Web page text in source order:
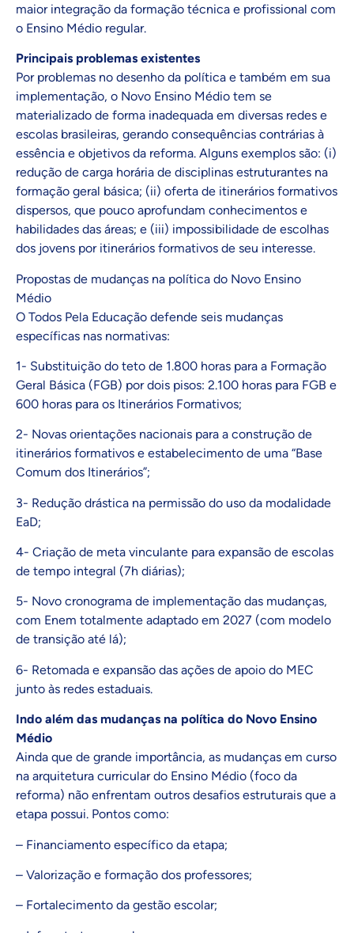
maior integração da formação técnica e profissional com
o Ensino Médio regular.
Principais problemas existentes
Por problemas no desenho da política e também em sua
implementação, o Novo Ensino Médio tem se
materializado de forma inadequada em diversas redes e
escolas brasileiras, gerando consequências contrárias à
essência e objetivos da reforma. Alguns exemplos são: (i)
redução de carga horária de disciplinas estruturantes na
formação geral básica; (ii) oferta de itinerários formativos
dispersos, que pouco aprofundam conhecimentos e
habilidades das áreas; e (iii) impossibilidade de escolhas
dos jovens por itinerários formativos de seu interesse.
Propostas de mudanças na política do Novo Ensino
Médio
O Todos Pela Educação defende seis mudanças
específicas nas normativas:
1- Substituição do teto de 1.800 horas para a Formação
Geral Básica (FGB) por dois pisos: 2.100 horas para FGB e
600 horas para os Itinerários Formativos;
2- Novas orientações nacionais para a construção de
itinerários formativos e estabelecimento de uma “Base
Comum dos Itinerários”;
3- Redução drástica na permissão do uso da modalidade
EaD;
4- Criação de meta vinculante para expansão de escolas
de tempo integral (7h diárias);
5- Novo cronograma de implementação das mudanças,
com Enem totalmente adaptado em 2027 (com modelo
de transição até lá);
6- Retomada e expansão das ações de apoio do MEC
junto às redes estaduais.
Indo além das mudanças na política do Novo Ensino
Médio
Ainda que de grande importância, as mudanças em curso
na arquitetura curricular do Ensino Médio (foco da
reforma) não enfrentam outros desafios estruturais que a
etapa possui. Pontos como:
– Financiamento específico da etapa;
– Valorização e formação dos professores;
– Fortalecimento da gestão escolar;